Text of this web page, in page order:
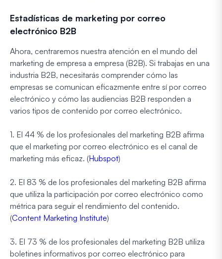
Estadísticas de marketing por correo
electrónico B2B
Ahora, centraremos nuestra atención en el mundo del
marketing de empresa a empresa (B2B). Si trabajas en una
industria B2B, necesitarás comprender cómo las
empresas se comunican eficazmente entre sí por correo
electrónico y cómo las audiencias B2B responden a
varios tipos de contenido por correo electrónico.
1. El 44 % de los profesionales del marketing B2B afirma
que el marketing por correo electrónico es el canal de
marketing más eficaz. (Hubspot)
2. El 83 % de los profesionales del marketing B2B afirma
que utiliza la participación por correo electrónico como
métrica para seguir el rendimiento del contenido.
(Content Marketing Institute)
3. El 73 % de los profesionales del marketing B2B utiliza
boletines informativos por correo electrónico para